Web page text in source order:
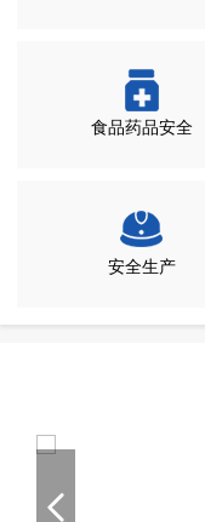
食品药品安全
安全生产